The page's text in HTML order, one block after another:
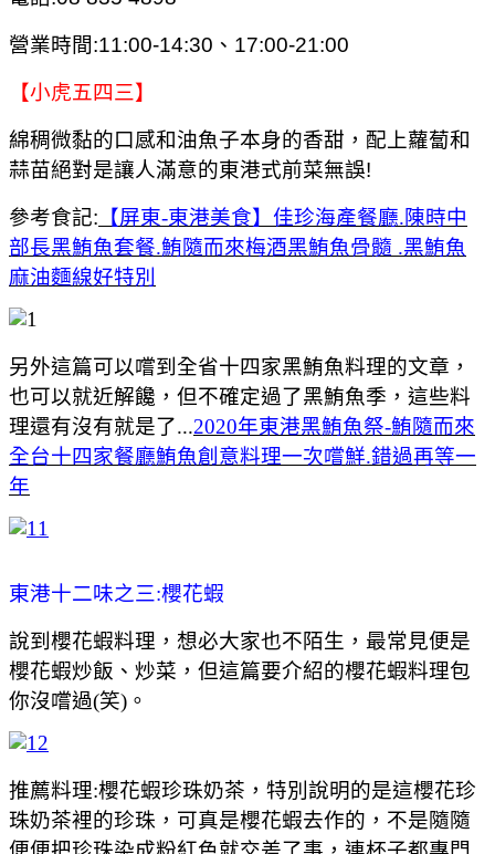
營業時間:11:00-14:30、17:00-21:00
【小虎五四三】
綿稠微黏的口感和油魚子本身的香甜，配上蘿蔔和
蒜苗絕對是讓人滿意的東港式前菜無誤!
參考食記: 【屏東-東港美食】佳珍海產餐廳.陳時中
部長黑鮪魚套餐.鮪隨而來梅酒黑鮪魚骨髓 .黑鮪魚
麻油麵線好特別
另外這篇可以嚐到全省十四家黑鮪魚料理的文章，
也可以就近解饞，但不確定過了黑鮪魚季，這些料
理還有沒有就是了...2020年東港黑鮪魚祭-鮪隨而來
全台十四家餐廳鮪魚創意料理一次嚐鮮.錯過再等一
年
東港十二味之三:櫻花蝦
說到櫻花蝦料理，想必大家也不陌生，最常見便是
櫻花蝦炒飯、炒菜，但這篇要介紹的櫻花蝦料理包
你沒嚐過(笑)。
推薦料理:櫻花蝦珍珠奶茶，特別說明的是這櫻花珍
珠奶茶裡的珍珠，可真是櫻花蝦去作的，不是隨隨